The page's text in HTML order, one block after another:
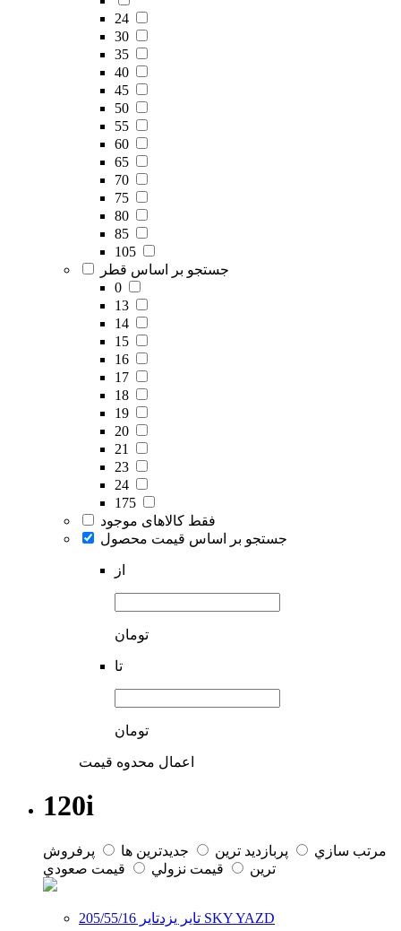
24
30
35
40
45
50
55
60
65
70
75
80
85
105
جستجو بر اساس قطر
0
13
14
15
16
17
18
19
20
21
23
24
175
فقط کالاهای موجود
جستجو بر اساس قیمت محصول
از
تومان
تا
تومان
اعمال محدوه قیمت
120i
مرتب سازي پربازديد ترين جديدترين ها
پرفروش
ترين
قيمت نزولي قيمت صعودي
تایر یزدتایر 205/55/16 SKY YAZD